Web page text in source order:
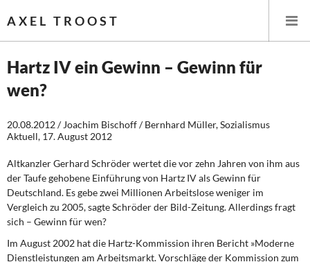
AXEL TROOST
Startseite
Themen
Leitlinien linker Wirtschafts- und Finanzpolitik
Wirtschaftspolitik
Steuer- und Finanzpolitik
Öffentliche Infrastruktur und Daseinsvorsorge
Hartz IV ein Gewinn – Gewinn für
wen?
20.08.2012 / Joachim Bischoff / Bernhard Müller, Sozialismus
Aktuell, 17. August 2012
Altkanzler Gerhard Schröder wertet die vor zehn Jahren von ihm aus
der Taufe gehobene Einführung von Hartz IV als Gewinn für
Deutschland. Es gebe zwei Millionen Arbeitslose weniger im
Vergleich zu 2005, sagte Schröder der Bild-Zeitung. Allerdings fragt
sich – Gewinn für wen?
Im August 2002 hat die Hartz-Kommission ihren Bericht »Moderne
Dienstleistungen am Arbeitsmarkt. Vorschläge der Kommission zum